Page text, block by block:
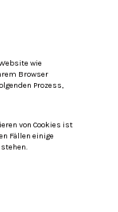
wie
Browser
Prozess,
von Cookies ist
Fällen einige